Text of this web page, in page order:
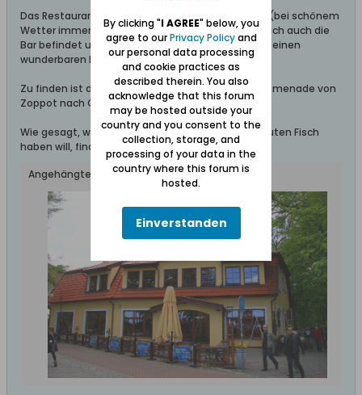
Das Restaurant verfügt über einen Außenbereich (bei schönem
Wetter immer besetzt), ein Erdgeschoss in dem sich auch die
Bar befindet und ein Obergeschoss von dem man einen
wunderbaren Blick auf den Strand und die See hat.
Zu finden ist die "Taverna Rybaki" an der Strandpromenade von
Zoppot nach Glettkau.
Wie gesagt, wenn ich mal schnell einen Happen guten Fisch
haben will, findet man mich dort...
Angehängte Dateien
By clicking "I AGREE" below, you
agree to ourPrivacy Policyand
our personal data processing
and cookie practices as
described therein. You also
acknowledge that this forum
may be hosted outside your
country and you consent to the
collection, storage, and
processing of your data in the
country where this forum is
hosted.
Einverstanden